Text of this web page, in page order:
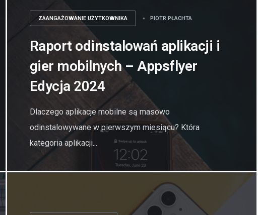
ZAANGAŻOWANIE UŻYTKOWNIKA PIOTR PŁACHTA
Raport odinstalowań aplikacji i
gier mobilnych – Appsflyer
Edycja 2024
Dlaczego aplikacje mobilne są masowo
odinstalowywane w pierwszym miesiącu? Która
kategoria aplikacji...